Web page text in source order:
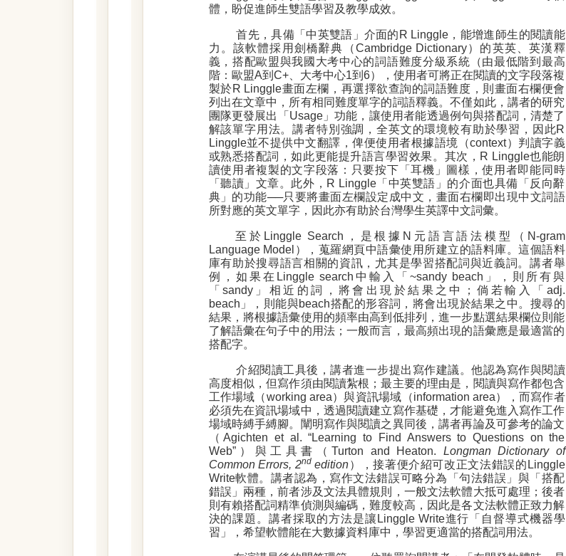
體，盼促進師生雙語學習及教學成效。
首先，具備「中英雙語」介面的R Linggle，能增進師生的閱讀能
力。該軟體採用劍橋辭典（Cambridge Dictionary）的英英、英漢釋
義，搭配歐盟與我國大考中心的詞語難度分級系統（由最低階到最高
階：歐盟A到C+、大考中心1到6），使用者可將正在閱讀的文字段落複
製於R Linggle畫面左欄，再選擇欲查詢的詞語難度，則畫面右欄便會
列出在文章中，所有相同難度單字的詞語釋義。不僅如此，講者的研究
團隊更發展出「Usage」功能，讓使用者能透過例句與搭配詞，清楚了
解該單字用法。講者特別強調，全英文的環境較有助於學習，因此R
Linggle並不提供中文翻譯，俾便使用者根據語境（context）判讀字義
或熟悉搭配詞，如此更能提升語言學習效果。其次，R Linggle也能朗
讀使用者複製的文字段落：只要按下「耳機」圖樣，使用者即能同時
「聽讀」文章。此外，R Linggle「中英雙語」的介面也具備「反向辭
典」的功能──只要將畫面左欄設定成中文，畫面右欄即出現中文詞語
所對應的英文單字，因此亦有助於台灣學生英譯中文詞彙。
至於Linggle Search，是根據N元語言語法模型（N-gram
Language Model），蒐羅網頁中語彙使用所建立的語料庫。這個語料
庫有助於搜尋語言相關的資訊，尤其是學習搭配詞與近義詞。講者舉
例，如果在Linggle search中輸入「~sandy beach」，則所有與
「sandy」相近的詞，將會出現於結果之中；倘若輸入「adj.
beach」，則能與beach搭配的形容詞，將會出現於結果之中。搜尋的
結果，將根據語彙使用的頻率由高到低排列，進一步點選結果欄位則能
了解語彙在句子中的用法；一般而言，最高頻出現的語彙應是最適當的
搭配字。
介紹閱讀工具後，講者進一步提出寫作建議。他認為寫作與閱讀
高度相似，但寫作須由閱讀紮根；最主要的理由是，閱讀與寫作都包含
工作場域（working area）與資訊場域（information area），而寫作者
必須先在資訊場域中，透過閱讀建立寫作基礎，才能避免進入寫作工作
場域時縛手縛腳。闡明寫作與閱讀之異同後，講者再論及可參考的論文
（Agichten et al. “Learning to Find Answers to Questions on the
Web”）與工具書（Turton and Heaton. Longman Dictionary of
Common Errors, 2ndedition），接著便介紹可改正文法錯誤的Linggle
Write軟體。講者認為，寫作文法錯誤可略分為「句法錯誤」與「搭配
錯誤」兩種，前者涉及文法具體規則，一般文法軟體大抵可處理；後者
則有賴搭配詞精準偵測與編碼，難度較高，因此是各文法軟體正致力解
決的課題。講者採取的方法是讓Linggle Write進行「自督導式機器學
習」，希望軟體能在大數據資料庫中，學習更適當的搭配詞用法。